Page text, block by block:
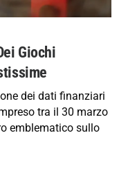
Giochi
dei dati finanziari
tra il 30 marzo
emblematico sullo